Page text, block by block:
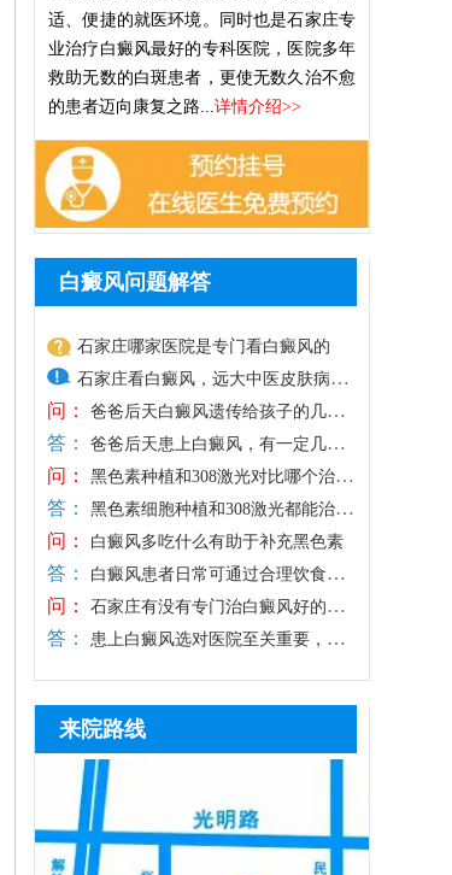
适、便捷的就医环境。同时也是石家庄专
业治疗白癜风最好的专科医院，医院多年
救助无数的白斑患者，更使无数久治不愈
的患者迈向康复之路... 详情介绍>>
白癜风问题解答
石家庄哪家医院是专门看白癜风的
石家庄看白癜风，远大中医皮肤病医
院专病专研，有现代化技术，比如药
物、照光、手术等，满足不同患者治
疗需求，为白斑复色提供更大希望。
医院治白癜风主张一人一方，个性化
治疗，对症对因祛白，令肤色逐步还
原。另外，医院治白癜风重视抗复发
治疗，通过巩固治疗、中医调理、定
期复查降低白斑反复发作的风险。
问：
多大
答：
遗传给孩子，但通常需要多种因素综合作
用，白癜风并非单一遗传因素引起的，和
自身免疫紊乱、外界不良因素刺激有关。
重视孩子日常护理保健，有利于降低白斑
发病几率。另外，如果孩子身上出现疑似
白癜风的白斑，建议早做检查，分析是不
趁着早期就医，早期白斑症状轻微，对症
用药、
问：
癜风好
答：
癜风，关键是选择适合自己的方法，针对
性祛白。对于发病较早期的白斑，病症较
轻，或者白斑位于隐私、黏膜等部位，可
考虑308准分子激光治疗，无痛无创，安
重，白斑区域色素脱失严重，病情稳定，
满足条件可进行手术治疗。另外，无论照
光还是手术，都需养成健康生活习惯，远
离不良因素
问： 白癜风多吃什么有助于补充黑色素
答：
助补充黑色素，助力白斑恢复，可多吃富
含酪氨酸、微量元素的食物，黑豆、黑
肝脏、蛋类、豆制品，能为黑色素合成提
供原料。饮食仅为辅助调理方式，无法根
治白癜风，患者想要白斑恢复健康，需坚
持科学治疗，308激光、311窄谱uvb、黑
色素种植等都是治疗白癜风效果很好的方
法，
问：
院
答：
家庄远大中医皮肤病医院是专攻白癜风诊
疗的正规医院，深耕白斑诊疗多年，始终
坚守专病专治原则，院内医师团队长期专
注白癜风临床诊疗，具备丰富实战经验，
先通过伍德灯、三维皮肤ct全面筛查病
因，结合患者白斑位置、发展时期、体质
来院路线